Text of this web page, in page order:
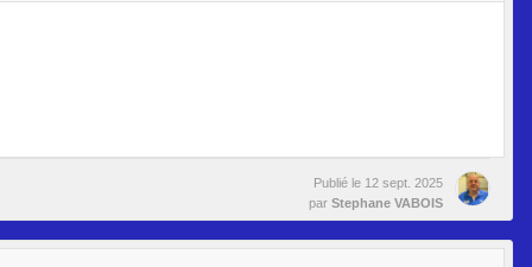
Publié le 12 sept. 2025
par Stephane VABOIS